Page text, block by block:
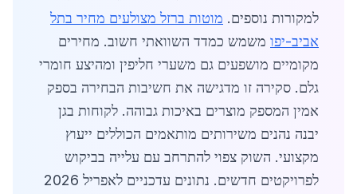
למקורות נוספים. מוטות ברזל מצולעים מחיר בתל
אביב-יפו משמש כמדד השוואתי חשוב. מחירים
מקומיים מושפעים גם משערי חליפין ומהיצע חומרי
גלם. סקירה זו מדגישה את חשיבות הבחירה בספק
אמין המספק מוצרים באיכות גבוהה. לקוחות בגן
יבנה נהנים משירותים מותאמים הכוללים ייעוץ
מקצועי. השוק צפוי להתרחב עם עלייה בביקוש
לפרויקטים חדשים. נתונים עדכניים לאפריל 2026